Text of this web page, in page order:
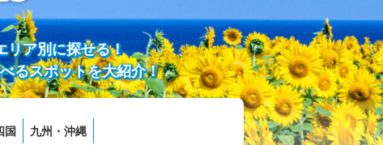
リア別に探せる！
るスポットを大紹介！
国 九州・沖縄